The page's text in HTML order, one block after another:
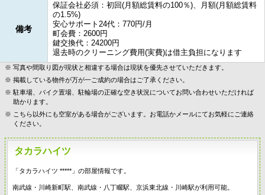
備考
保証会社必須：初回(月額総賃料の100％)、月額(月額総賃料
の1.5%)
安心サポート24代：770円/月
町会費：2600円
鍵交換代：24200円
退去時のクリーニング費用(実費)は借主負担になります
写真や間取り図が現状と相違する場合は現状を優先させていただきます。
掲載している物件が万が一ご成約の場合はご了承ください。
駐車場、バイク置場、駐輪場の正確な空き状況についてお問い合わせいただければ
助かります。
こちら以外にも空室がある場合がございます。お電話かメールにてお気軽にご連絡
ください。
タカラハイツ
「タカラハイツ *****」の部屋情報です。
南武線・川崎新町駅、南武線・八丁畷駅、京浜東北線・川崎駅が利用可能。